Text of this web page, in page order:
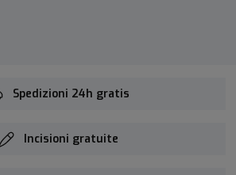
Spedizioni 24h gratis
Incisioni gratuite